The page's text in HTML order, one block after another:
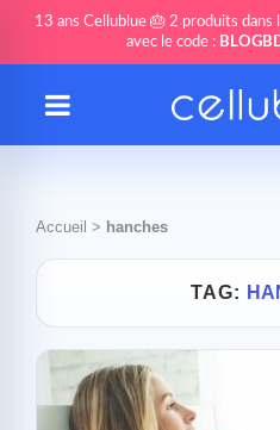
13 ans Cellublue 🎂 2 produits dans
avec le code :
Accueil > hanches
TAG: